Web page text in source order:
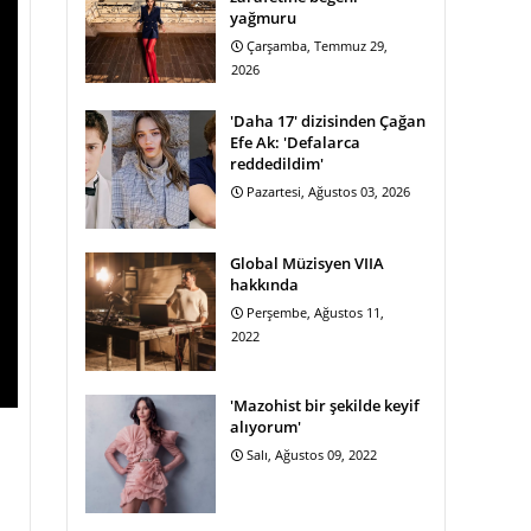
yağmuru
Çarşamba, Temmuz 29,
2026
'Daha 17' dizisinden Çağan
Efe Ak: 'Defalarca
reddedildim'
Pazartesi, Ağustos 03, 2026
Global Müzisyen VIIA
hakkında
Perşembe, Ağustos 11,
2022
'Mazohist bir şekilde keyif
alıyorum'
Salı, Ağustos 09, 2022